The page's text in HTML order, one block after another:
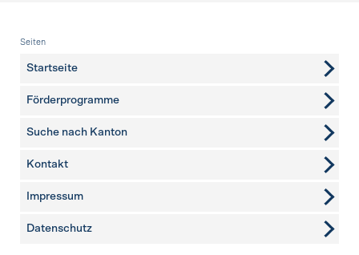
Fusszeile
Seiten
Startseite
Förderprogramme
Suche nach Kanton
weitere Seiten
Kontakt
Impressum
Datenschutz